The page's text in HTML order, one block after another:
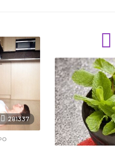
281337